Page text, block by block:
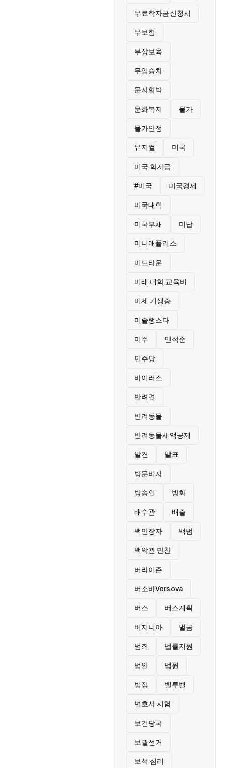
무료학자금신청서
무보험
무상보육
무임승차
문자협박
문화복지 물가
물가안정
뮤지컬 미국
미국 학자금
#미국 미국경제
미국대학
미국부채 미납
미니애폴리스
미드타운
미래 대학 교육비
미세 기생충
미슐랭스타
미주 민석준
민주당
바이러스
반려견
반려동물
반려동물세액공제
발견 발표
방문비자
방송인 방화
배수관 배출
백만장자 백범
백악관 만찬
버라이즌
버소바Versova
버스 버스계획
버지니아 벌금
범죄 법률지원
법안 법원
법정 벨투벨
변호사 시험
보건당국
보궐선거
보석 심리